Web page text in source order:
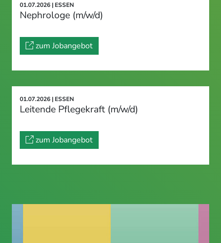
01.07.2026 | ESSEN
Nephrologe (m/w/d)
zum Jobangebot
01.07.2026 | ESSEN
Leitende Pflegekraft (m/w/d)
zum Jobangebot